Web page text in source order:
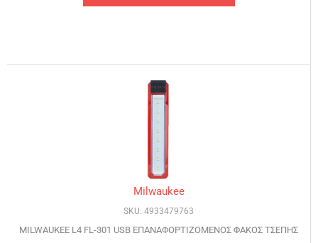
Milwaukee
SKU: 4933479763
MILWAUKEE L4 FL-301 USB ΕΠΑΝΑΦΟΡΤΙΖΟΜΕΝΟΣ ΦΑΚΟΣ ΤΣΕΠΗΣ